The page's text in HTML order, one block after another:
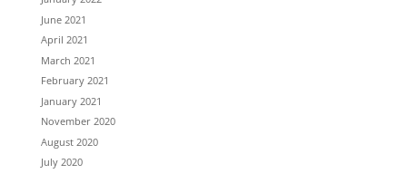
June 2021
April 2021
March 2021
February 2021
January 2021
November 2020
August 2020
July 2020